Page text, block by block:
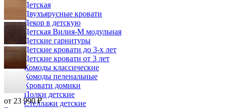
Детская
Двухъярусные кровати
Декор в детскую
Детская Вилия-М модульная
Детские гарнитуры
Детские кровати до 3-х лет
Детские кровати от 3 лет
Комоды классические
Комоды пеленальные
Кровати домики
Полки детские
Стеллажи детские
от 23 990 ₽